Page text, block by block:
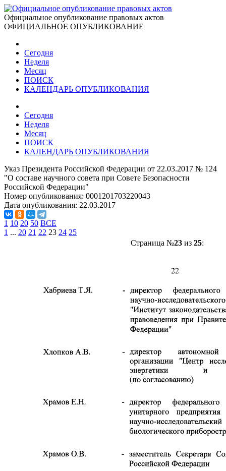
Официальное опубликование правовых актов
ОФИЦИАЛЬНОЕ ОПУБЛИКОВАНИЕ
Сегодня
Неделя
Месяц
ПОИСК
КАЛЕНДАРЬ ОПУБЛИКОВАНИЯ
Сегодня
Неделя
Месяц
ПОИСК
КАЛЕНДАРЬ ОПУБЛИКОВАНИЯ
Указ Президента Российской Федерации от 22.03.2017 № 124
"О составе научного совета при Совете Безопасности
Российской Федерации"
Номер опубликования: 0001201703220043
Дата опубликования: 22.03.2017
1 10 20 50 ВСЕ
1 ... 20 21 22 23 24 25
Страница №23из 25: